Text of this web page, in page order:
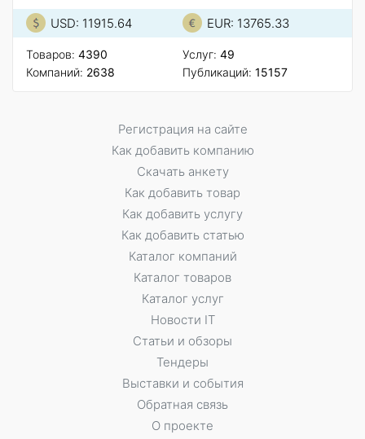
USD: 11915.64 EUR: 13765.33
Товаров: 4390
Компаний: 2638
Услуг: 49
Публикаций: 15157
Регистрация на сайте
Как добавить компанию
Скачать анкету
Как добавить товар
Как добавить услугу
Как добавить статью
Каталог компаний
Каталог товаров
Каталог услуг
Новости IT
Статьи и обзоры
Тендеры
Выставки и события
Обратная связь
О проекте